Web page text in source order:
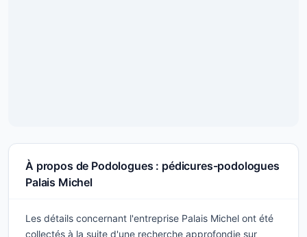
À propos de Podologues : pédicures-podologues
Palais Michel
Les détails concernant l'entreprise Palais Michel ont été
collectés à la suite d'une recherche approfondie sur